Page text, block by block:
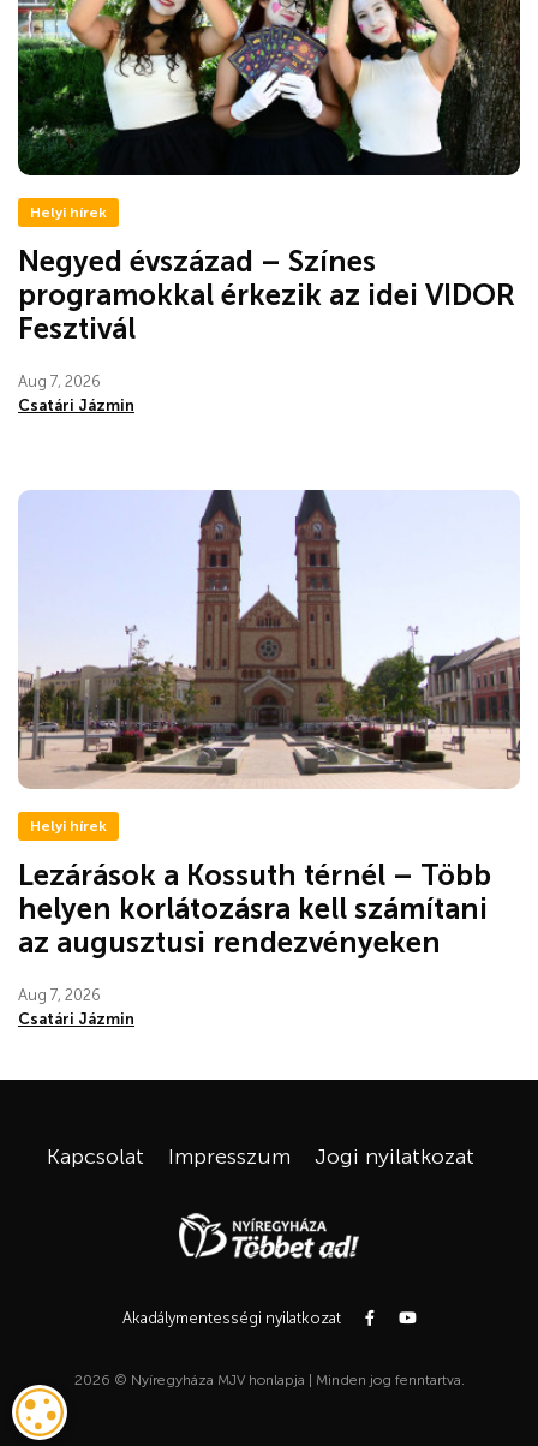
Helyi hírek
Negyed évszázad – Színes
programokkal érkezik az idei VIDOR
Fesztivál
Aug 7, 2026
Csatári Jázmin
Helyi hírek
Lezárások a Kossuth térnél – Több
helyen korlátozásra kell számítani
az augusztusi rendezvényeken
Aug 7, 2026
Csatári Jázmin
Kapcsolat Impresszum Jogi nyilatkozat
Akadálymentességi nyilatkozat
2026 © Nyíregyháza MJV honlapja | Minden jog fenntartva.